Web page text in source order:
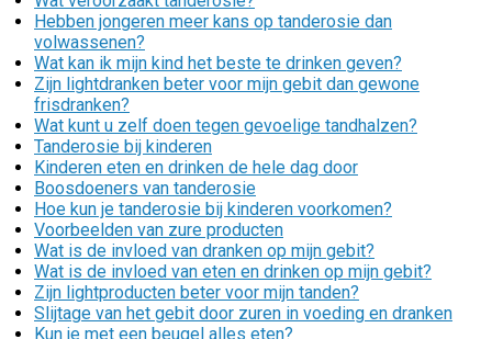
Hebben jongeren meer kans op tanderosie dan
volwassenen?
Wat kan ik mijn kind het beste te drinken geven?
Zijn lightdranken beter voor mijn gebit dan gewone
frisdranken?
Wat kunt u zelf doen tegen gevoelige tandhalzen?
Tanderosie bij kinderen
Kinderen eten en drinken de hele dag door
Boosdoeners van tanderosie
Hoe kun je tanderosie bij kinderen voorkomen?
Voorbeelden van zure producten
Wat is de invloed van dranken op mijn gebit?
Wat is de invloed van eten en drinken op mijn gebit?
Zijn lightproducten beter voor mijn tanden?
Slijtage van het gebit door zuren in voeding en dranken
Kun je met een beugel alles eten?